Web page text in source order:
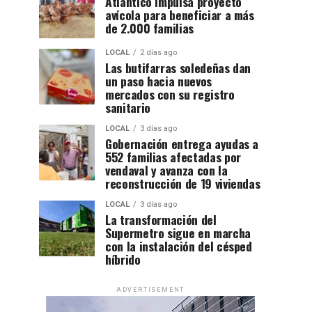
avícola para beneficiar a más
de 2.000 familias
LOCAL 2 días ago
Las butifarras soledeñas dan
un paso hacia nuevos
mercados con su registro
sanitario
LOCAL 3 días ago
Gobernación entrega ayudas a
552 familias afectadas por
vendaval y avanza con la
reconstrucción de 19 viviendas
LOCAL 3 días ago
La transformación del
Supermetro sigue en marcha
con la instalación del césped
híbrido
ADVERTISEMENT